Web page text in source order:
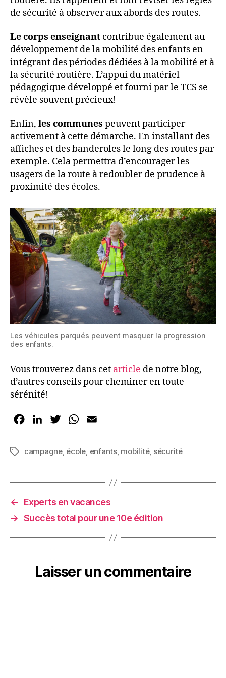
de sécurité à observer aux abords des routes.
Lecorps enseignant contribue également au
développement de la mobilité des enfants en
intégrant des périodes dédiées à la mobilité et à
la sécurité routière. L’appui du matériel
pédagogique développé et fourni par le TCS se
révèle souvent précieux!
Enfin, les communes peuvent participer
activement à cette démarche. En installant des
affiches et des banderoles le long des routes par
exemple. Cela permettra d’encourager les
usagers de la route à redoubler de prudence à
proximité des écoles.
Les véhicules parqués peuvent masquer la progression
des enfants.
Vous trouverez dans cet article de notre blog,
d’autres conseils pour cheminer en toute
sérénité!
c
o
k
n
I
n
r
W
a
p
p
a
Étiquettes
campagne, école, enfants, mobilité, sécurité
←
Experts en vacances
→ Succès total pour une 10e édition
Laisser un commentaire